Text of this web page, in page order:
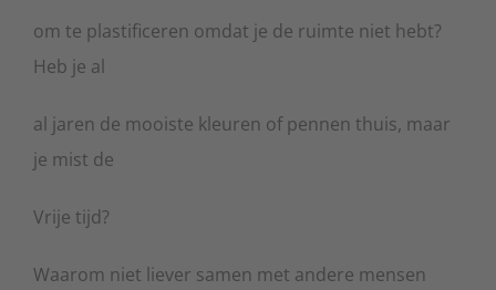
om te plastificeren omdat je de ruimte niet hebt?
Heb je al
al jaren de mooiste kleuren of pennen thuis, maar
je mist de
Vrije tijd?
Waarom niet liever samen met andere mensen